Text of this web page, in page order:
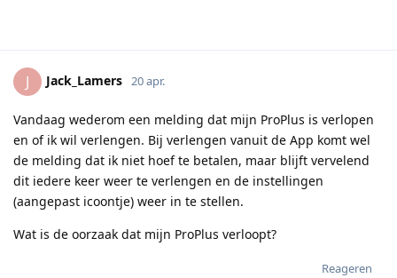
J Jack_Lamers 20 apr.
Vandaag wederom een melding dat mijn ProPlus is verlopen
en of ik wil verlengen. Bij verlengen vanuit de App komt wel
de melding dat ik niet hoef te betalen, maar blijft vervelend
dit iedere keer weer te verlengen en de instellingen
(aangepast icoontje) weer in te stellen.
Wat is de oorzaak dat mijn ProPlus verloopt?
Reageren